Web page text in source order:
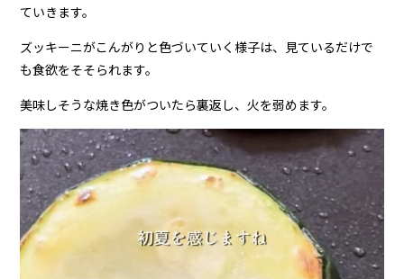
ていきます。
ズッキーニがこんがりと色づいていく様子は、見ているだけで
も食欲をそそられます。
美味しそうな焼き色がついたら裏返し、火を弱めます。